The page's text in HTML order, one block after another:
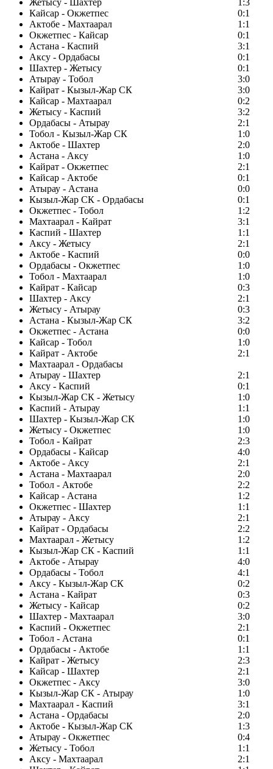
Жетысу - Шахтер
1:3
Кайсар - Окжетпес
0:1
Актобе - Махтаарал
1:1
Окжетпес - Кайсар
0:1
Астана - Каспий
3:1
Аксу - Ордабасы
0:1
Шахтер - Жетысу
0:1
Атырау - Тобол
3:0
Кайрат - Кызыл-Жар СК
3:0
Кайсар - Махтаарал
0:2
Жетысу - Каспий
3:2
Ордабасы - Атырау
2:1
Тобол - Кызыл-Жар СК
1:0
Актобе - Шахтер
2:0
Астана - Аксу
1:0
Кайрат - Окжетпес
2:1
Кайсар - Актобе
0:1
Атырау - Астана
0:0
Кызыл-Жар СК - Ордабасы
0:1
Окжетпес - Тобол
1:2
Махтаарал - Кайрат
3:1
Каспий - Шахтер
1:1
Аксу - Жетысу
2:1
Актобе - Каспий
0:0
Ордабасы - Окжетпес
1:0
Тобол - Махтаарал
1:0
Кайрат - Кайсар
0:3
Шахтер - Аксу
2:1
Жетысу - Атырау
0:3
Астана - Кызыл-Жар СК
3:2
Окжетпес - Астана
0:0
Кайсар - Тобол
1:0
Кайрат - Актобе
2:1
Махтаарал - Ордабасы
Атырау - Шахтер
2:1
Аксу - Каспий
0:1
Кызыл-Жар СК - Жетысу
1:0
Каспий - Атырау
1:1
Шахтер - Кызыл-Жар СК
1:0
Жетысу - Окжетпес
1:0
Тобол - Кайрат
2:3
Ордабасы - Кайсар
4:0
Актобе - Аксу
2:1
Астана - Махтаарал
2:0
Тобол - Актобе
2:2
Кайсар - Астана
1:2
Окжетпес - Шахтер
1:1
Атырау - Аксу
2:1
Кайрат - Ордабасы
2:2
Махтаарал - Жетысу
1:2
Кызыл-Жар СК - Каспий
1:1
Актобе - Атырау
4:0
Ордабасы - Тобол
4:1
Аксу - Кызыл-Жар СК
0:2
Астана - Кайрат
0:3
Жетысу - Кайсар
0:2
Шахтер - Махтаарал
3:0
Каспий - Окжетпес
2:1
Тобол - Астана
0:1
Ордабасы - Актобе
1:1
Кайрат - Жетысу
2:3
Кайсар - Шахтер
2:1
Окжетпес - Аксу
3:0
Кызыл-Жар СК - Атырау
1:0
Махтаарал - Каспий
3:1
Астана - Ордабасы
2:0
Актобе - Кызыл-Жар СК
1:3
Атырау - Окжетпес
0:4
Жетысу - Тобол
1:1
Аксу - Махтаарал
2:1